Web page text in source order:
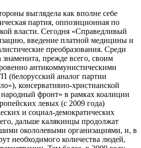
выглядела как вполне себе
партия, оппозиционная по
власти. Сегодня «Справедливый
введение платной медицины и
преобразования. Среди
прежде всего, своим
антикоммунистическими
(белорусский аналог партии
консервативно-христианской
фронт» в рамках коалиции
левых (с 2009 года)
и социал-демократических
дальше калякинцы продолжат
окололевыми организациями, и, в
необходимого количества людей,